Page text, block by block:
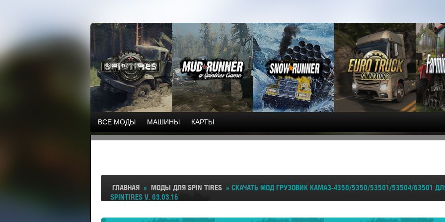
ВСЕ МОДЫ МАШИНЫ КАРТЫ
ГЛАВНАЯ » МОДЫ ДЛЯ SPIN TIRES » СКАЧАТЬ МОД ГРУЗОВИК КАМАЗ-4350/5350/53501/53504/63501
SPINTIRES V. 03.03.16